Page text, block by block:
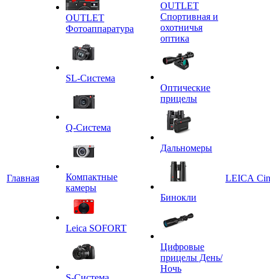
Главная
OUTLET
Фотоаппаратура
SL-Система
Q-Cистема
Компактные
камеры
Leica SOFORT
OUTLET
Спортивная и
охотничья
оптика
Оптические
прицелы
Дальномеры
Бинокли
Цифровые
прицелы День/
Ночь
LEICA